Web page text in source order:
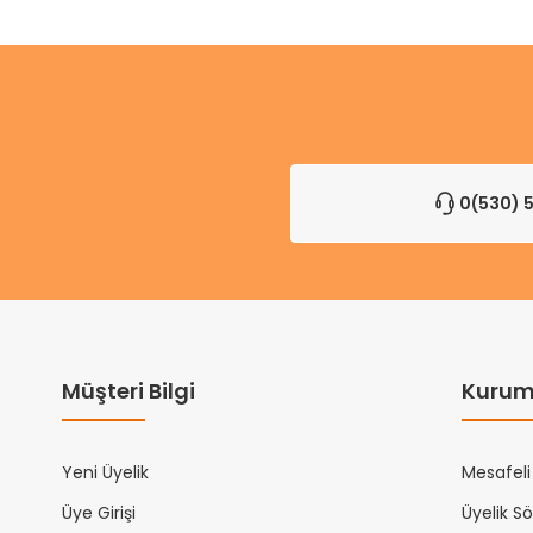
0(530)
Müşteri Bilgi
Yeni Üyelik
Üye Girişi
Mesafeli
Üyelik